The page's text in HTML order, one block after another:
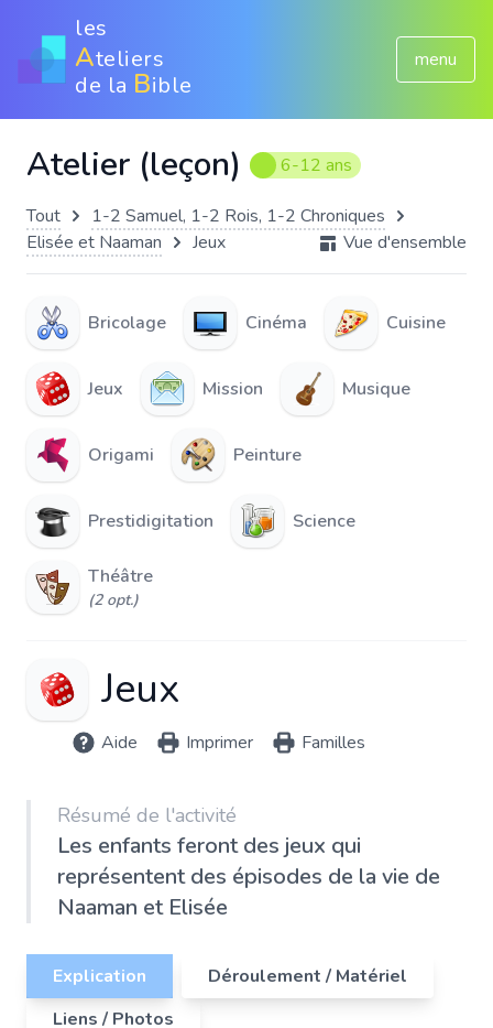
les
Ateliers
de la Bible
menu
Atelier (leçon) 6-12 ans
Tout
1-2 Samuel, 1-2 Rois, 1-2 Chroniques
Elisée et Naaman
Jeux Vue d'ensemble
Bricolage Cinéma Cuisine
Jeux Mission Musique
Origami Peinture
Prestidigitation Science
Théâtre
(2 opt.)
Jeux
Aide Imprimer Familles
Résumé de l'activité
Les enfants feront des jeux qui
représentent des épisodes de la vie de
Naaman et Elisée
Explication
Déroulement / Matériel
Liens / Photos